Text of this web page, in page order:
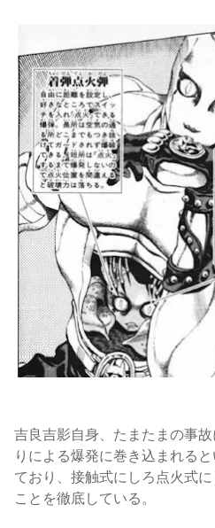
吉良吉影自身、たまたまの事
りによる爆発に巻き込まれる
ており、接触式にしろ点火式
ことを徹底している。